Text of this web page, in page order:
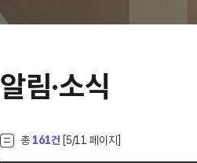
알림·소식
총 161건 [5/11 페이지]